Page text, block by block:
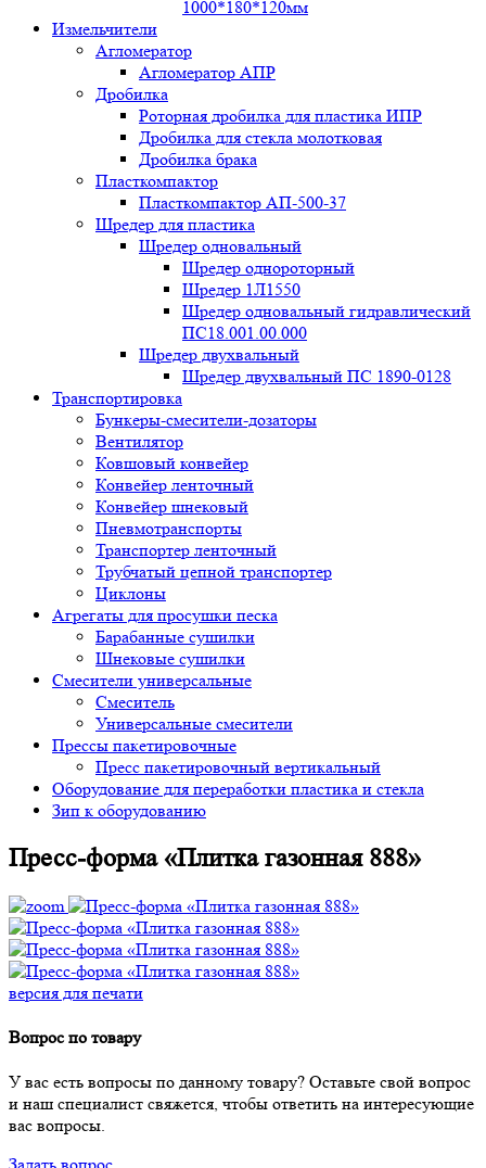
1000*180*120мм
Измельчители
Агломератор
Агломератор АПР
Дробилка
Роторная дробилка для пластика ИПР
Дробилка для стекла молотковая
Дробилка брака
Пласткомпактор
Пласткомпактор АП-500-37
Шредер для пластика
Шредер одновальный
Шредер однороторный
Шредер 1Л1550
Шредер одновальный гидравлический
ПС18.001.00.000
Шредер двухвальный
Шредер двухвальный ПС 1890-0128
Транспортировка
Бункеры-смесители-дозаторы
Вентилятор
Ковшовый конвейер
Конвейер ленточный
Конвейер шнековый
Пневмотранспорты
Транспортер ленточный
Трубчатый цепной транспортер
Циклоны
Агрегаты для просушки песка
Барабанные сушилки
Шнековые сушилки
Смесители универсальные
Смеситель
Универсальные смесители
Прессы пакетировочные
Пресс пакетировочный вертикальный
Оборудование для переработки пластика и стекла
Зип к оборудованию
Пресс-форма «Плитка газонная 888»
версия для печати
Вопрос по товару
У вас есть вопросы по данному товару? Оставьте свой вопрос
и наш специалист свяжется, чтобы ответить на интересующие
вас вопросы.